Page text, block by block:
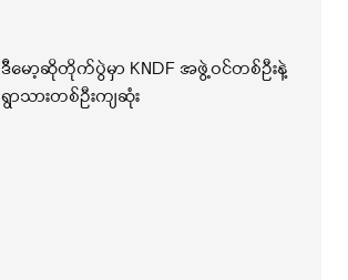
ဒီမော့ဆိုတိုက်ပွဲမှာ KNDF အဖွဲ့ဝင်တစ်ဦးနဲ့
ရွာသားတစ်ဦးကျဆုံး